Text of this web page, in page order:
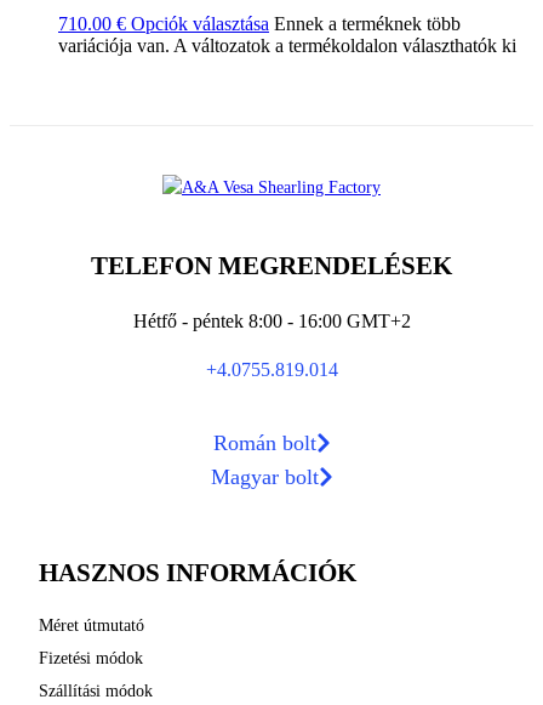
710.00 € Opciók választása Ennek a terméknek több
variációja van. A változatok a termékoldalon választhatók ki
TELEFON MEGRENDELÉSEK
Hétfő - péntek 8:00 - 16:00 GMT+2
+4.0755.819.014
Román bolt
Magyar bolt
HASZNOS INFORMÁCIÓK
Méret útmutató
Fizetési módok
Szállítási módok